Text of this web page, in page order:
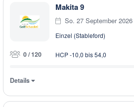
Makita 9
So. 27 September 2026
Einzel (Stableford)
0 / 120 HCP -10,0 bis 54,0
Details